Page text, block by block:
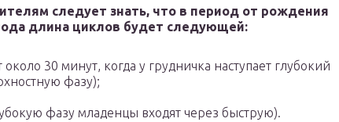
следует знать, что в период от рождения
длина циклов будет следующей:
30 минут, когда у грудничка наступает глубокий
фазу);
фазу младенцы входят через быструю).